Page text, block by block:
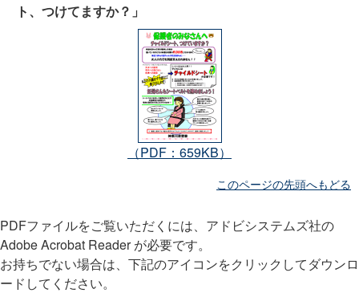
ト、つけてますか？」
（PDF：659KB）
このページの先頭へもどる
PDFファイルをご覧いただくには、アドビシステムズ社の
Adobe Acrobat Reader が必要です。
お持ちでない場合は、下記のアイコンをクリックしてダウンロ
ードしてください。